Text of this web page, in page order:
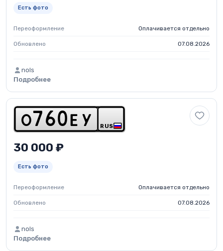
Есть фото
Переоформление Оплачивается отдельно
Обновлено 07.08.2026
nols
Подробнее
o 7 6 0 e y RUS
30 000 ₽
Есть фото
Переоформление Оплачивается отдельно
Обновлено 07.08.2026
nols
Подробнее